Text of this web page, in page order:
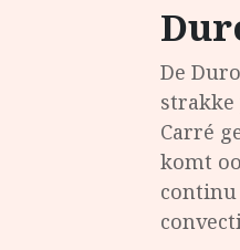
De
Carré
komt